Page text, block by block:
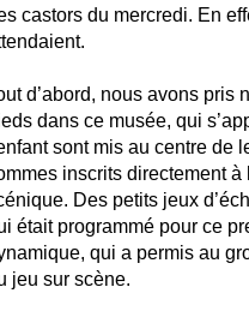
castors du mercredi. En
d’abord, nous avons pris
dans ce musée, qui
sont mis au centre
inscrits directement à
Des petits jeux
était programmé pour ce
qui a permis au
jeu sur scène.